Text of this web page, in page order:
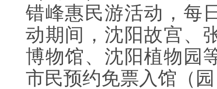
错峰惠民游活动，每
动期间，沈阳故宫、
博物馆、沈阳植物园
市民预约免票入馆（